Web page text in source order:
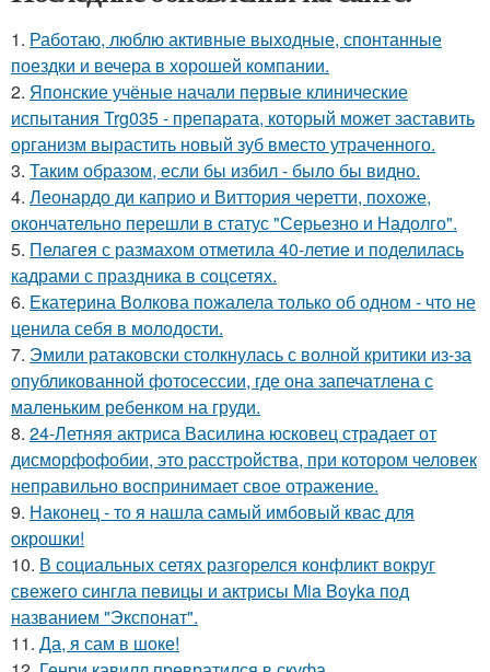
1. Работаю, люблю активные выходные, спонтанные
поездки и вечера в хорошей компании.
2. Японские учёные начали первые клинические
испытания Trg035 - препарата, который может заставить
организм вырастить новый зуб вместо утраченного.
3. Таким образом, если бы избил - было бы видно.
4. Леонардо ди каприо и Виттория черетти, похоже,
окончательно перешли в статус "Серьезно и Надолго".
5. Пелагея с размахом отметила 40-летие и поделилась
кадрами с праздника в соцсетях.
6. Екатерина Волкова пожалела только об одном - что не
ценила себя в молодости.
7. Эмили ратаковски столкнулась с волной критики из-за
опубликованной фотосессии, где она запечатлена с
маленьким ребенком на груди.
8. 24-Летняя актриса Василина юсковец страдает от
дисморфофобии, это расстройства, при котором человек
неправильно воспринимает свое отражение.
9. Наконец - то я нашла cамый имбовый кваc для
oкрошки!
10. В социальных сетях разгорелся конфликт вокруг
свежего сингла певицы и актрисы Mia Boyka под
названием "Экспонат".
11. Да, я сам в шоке!